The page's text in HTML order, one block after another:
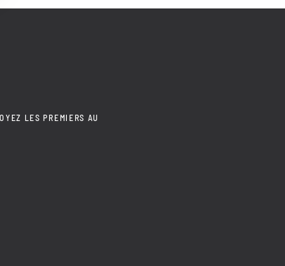
LES PREMIERS AU